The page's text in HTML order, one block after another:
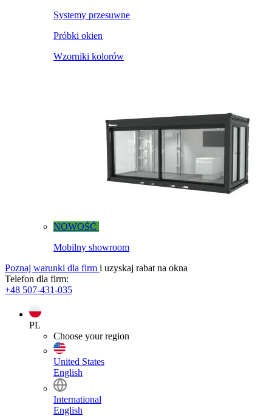
Systemy przesuwne
Próbki okien
Wzorniki kolorów
NOWOŚĆ
Mobilny showroom
Poznaj warunki dla firm i uzyskaj rabat na okna
Telefon dla firm:
+48 507-431-035
PL
Choose your region
United States
English
International
English